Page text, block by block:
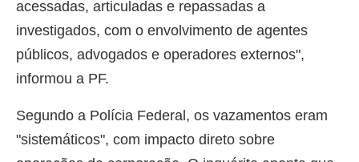
acessadas, articuladas e repassadas a
investigados, com o envolvimento de agentes
públicos, advogados e operadores externos",
informou a PF.
Segundo a Polícia Federal, os vazamentos eram
"sistemáticos", com impacto direto sobre